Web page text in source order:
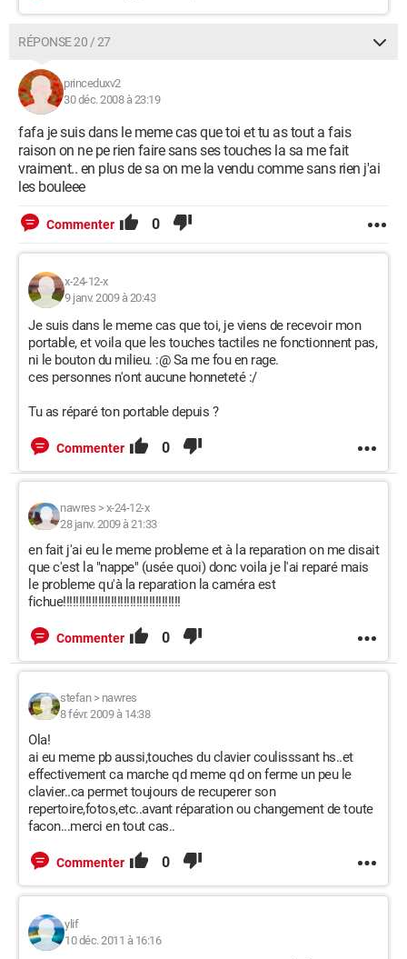
RÉPONSE 20 / 27
princeduxv2
30 déc. 2008 à 23:19
fafa je suis dans le meme cas que toi et tu as tout a fais
raison on ne pe rien faire sans ses touches la sa me fait
vraiment.. en plus de sa on me la vendu comme sans rien j'ai
les bouleee
Commenter 0
x-24-12-x
9 janv. 2009 à 20:43
Je suis dans le meme cas que toi, je viens de recevoir mon
portable, et voila que les touches tactiles ne fonctionnent pas,
ni le bouton du milieu. :@ Sa me fou en rage.
ces personnes n'ont aucune honneteté :/
Tu as réparé ton portable depuis ?
Commenter 0
nawres > x-24-12-x
28 janv. 2009 à 21:33
en fait j'ai eu le meme probleme et à la reparation on me disait
que c'est la "nappe" (usée quoi) donc voila je l'ai reparé mais
le probleme qu'à la reparation la caméra est
fichue!!!!!!!!!!!!!!!!!!!!!!!!!!!!!!!!!!!!!
Commenter 0
stefan> nawres
8 févr. 2009 à 14:38
Ola!
ai eu meme pb aussi,touches du clavier coulisssant hs..et
effectivement ca marche qd meme qd on ferme un peu le
clavier..ca permet toujours de recuperer son
repertoire,fotos,etc..avant réparation ou changement de toute
facon...merci en tout cas..
Commenter 0
ylif
10 déc. 2011 à 16:16